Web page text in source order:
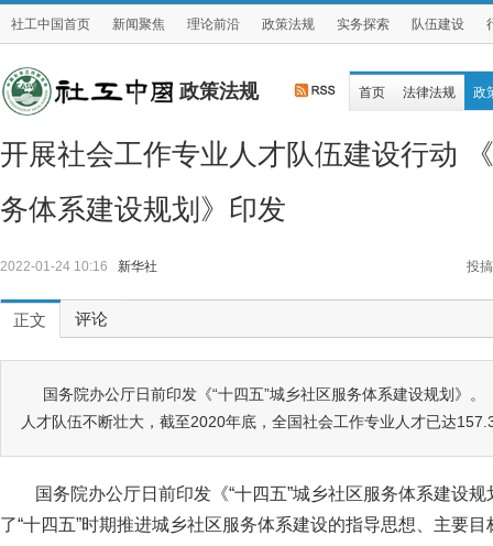
社工中国首页 新闻聚焦 理论前沿 政策法规 实务探索 队伍建设
政策法规 首页 法律法规 政
开展社会工作专业人才队伍建设行动
务体系建设规划》印发
2022-01-24 10:16 新华社 投搞
正文 评论
国务院办公厅日前印发《“十四五”城乡社区服务体系建设规划》。
人才队伍不断壮大，截至2020年底，全国社会工作专业人才已达
国务院办公厅日前印发《“十四五”城乡社区服务体系建设
了“十四五”时期推进城乡社区服务体系建设的指导思想、主要